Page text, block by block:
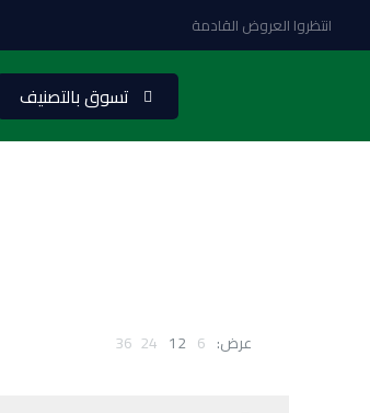
انتظروا العروض القادمة
تسوق بالتصنيف
عرض: 6
12
24
36